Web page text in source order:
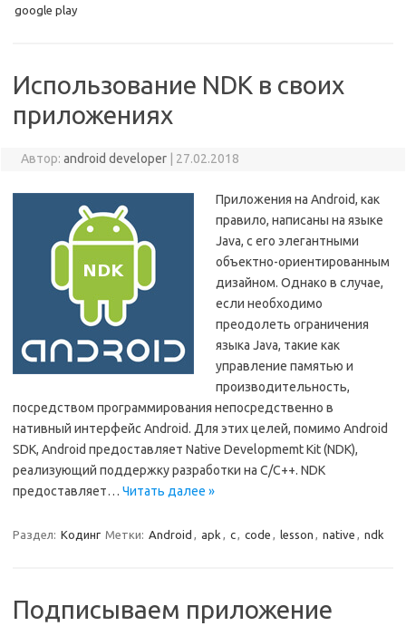
google play
Использование NDK в своих
приложениях
Автор: android developer 27.02.2018
Приложения на Android, как
правило, написаны на языке
Java, с его элегантными
объектно-ориентированным
дизайном. Однако в случае,
если необходимо
преодолеть ограничения
языка Java, такие как
управление памятью и
производительность,
посредством программирования непосредственно в
нативный интерфейс Android. Для этих целей, помимо Android
SDK, Android предоставляет Native Developmemt Kit (NDK),
реализующий поддержку разработки на C/C++. NDK
предоставляет… Читать далее »
Раздел: Кодинг Метки: Android , apk , c, code , lesson , native , ndk
Подписываем приложение